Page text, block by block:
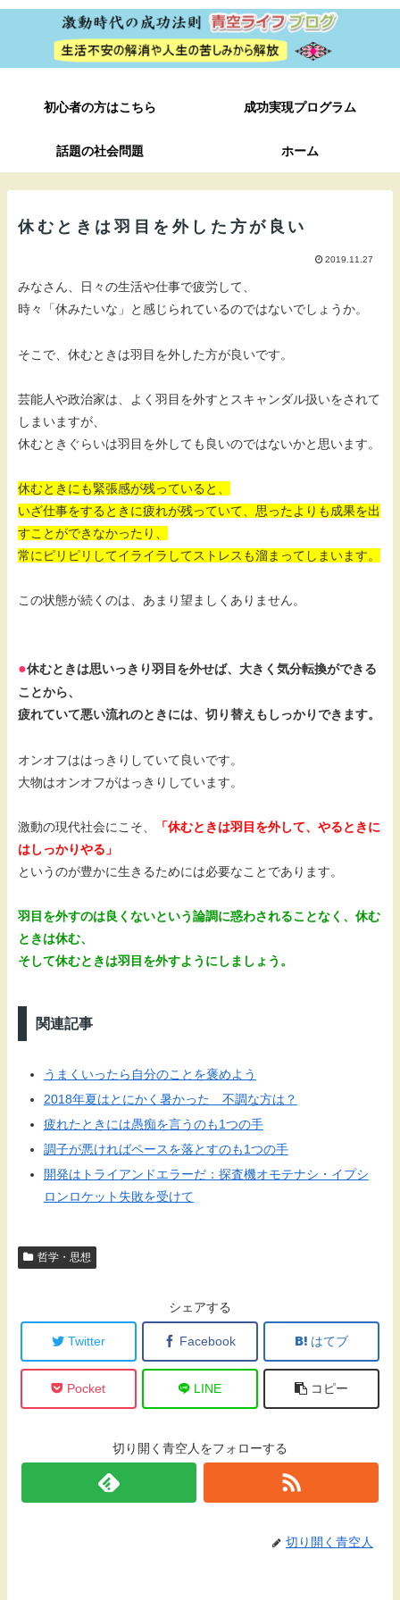
初心者の方はこちら 成功実現プログラム
話題の社会問題 ホーム
休むときは羽目を外した方が良い
2019.11.27
みなさん、日々の生活や仕事で疲労して、
時々「休みたいな」と感じられているのではないでしょうか。
そこで、休むときは羽目を外した方が良いです。
芸能人や政治家は、よく羽目を外すとスキャンダル扱いをされて
しまいますが、
休むときぐらいは羽目を外しても良いのではないかと思います。
休むときにも緊張感が残っていると、
いざ仕事をするときに疲れが残っていて、思ったよりも成果を出
すことができなかったり、
常にピリピリしてイライラしてストレスも溜まってしまいます。
この状態が続くのは、あまり望ましくありません。
●休むときは思いっきり羽目を外せば、大きく気分転換ができる
ことから、
疲れていて悪い流れのときには、切り替えもしっかりできます。
オンオフははっきりしていて良いです。
大物はオンオフがはっきりしています。
激動の現代社会にこそ、
「休むときは羽目を外して、やるときに
はしっかりやる」
というのが豊かに生きるためには必要なことであります。
羽目を外すのは良くないという論調に惑わされることなく、休む
ときは休む、
そして休むときは羽目を外すようにしましょう。
関連記事
うまくいったら自分のことを褒めよう
2018年夏はとにかく暑かった 不調な方は？
疲れたときには愚痴を言うのも1つの手
調子が悪ければペースを落とすのも1つの手
開発はトライアンドエラーだ：探査機オモテナシ・イプシ
ロンロケット失敗を受けて
哲学・思想
シェアする
Twitter Facebook はてブ
Pocket LINE コピー
切り開く青空人をフォローする
切り開く青空人